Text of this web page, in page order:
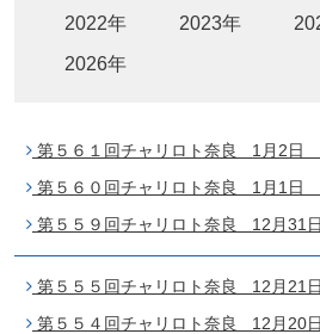
2022年
2023年
2026年
第５６１回チャリロト奈良 1月2日
第５６０回チャリロト奈良 1月1日
第５５９回チャリロト奈良 12月31
第５５５回チャリロト奈良 12月21
第５５４回チャリロト奈良 12月20